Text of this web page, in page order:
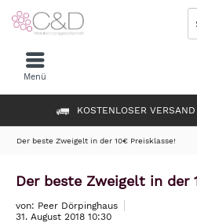
KOSTENLOSER
Menü
Der beste Zweigelt in der 10€ Preisklasse!
Der beste Zweigelt in der
von: Peer Dörpinghaus
31. August 2018 10:30